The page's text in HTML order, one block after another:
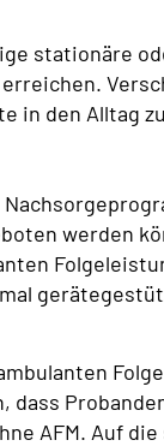
stationäre
in den Alltag
werden
AFM. Auf